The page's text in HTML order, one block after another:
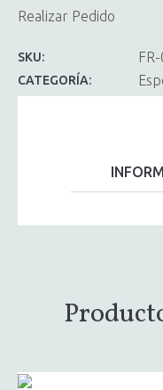
Realizar Pedido
SKU:
CATEGORÍA: